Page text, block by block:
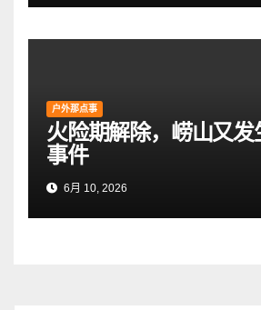
户外那点事
火险期解除，崂山又发
事件
6月 10, 2026